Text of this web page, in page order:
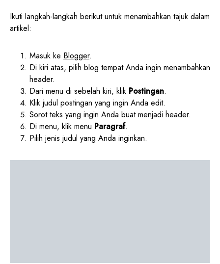
Ikuti langkah-langkah berikut untuk menambahkan tajuk dalam
artikel:
Masuk ke Blogger.
Di kiri atas, pilih blog tempat Anda ingin menambahkan
header.
Dari menu di sebelah kiri, klik Postingan.
Klik judul postingan yang ingin Anda edit.
Sorot teks yang ingin Anda buat menjadi header.
Di menu, klik menu Paragraf.
Pilih jenis judul yang Anda inginkan.